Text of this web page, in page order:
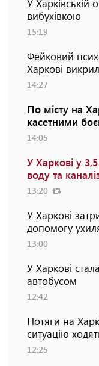
У Харківській
вибухівкою
15:19
Фейковий
Харкові
14:27
По місту на
касетними
14:05
У Харкові у
воду та
13:20
У Харкові
допомогу
13:00
У Харкові
автобусом
12:42
Потяги на
ситуацію
12:25